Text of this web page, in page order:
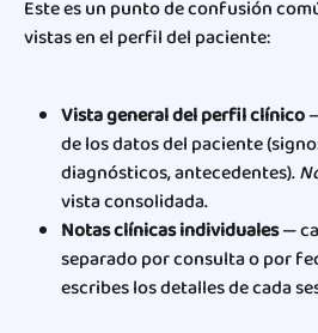
Este es un punto de confusión
vistas en el perfil del paciente:
Vista general del perfil clínico
de los datos del paciente
diagnósticos, antecedentes).
vista consolidada.
Notas clínicas individuales —
separado por consulta o por
escribes los detalles de cada